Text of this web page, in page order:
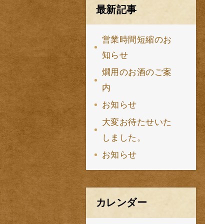
最新記事
営業時間短縮のお
知らせ
燗用のお酒のご案
内
お知らせ
大変お待たせいた
しました。
お知らせ
カレンダー